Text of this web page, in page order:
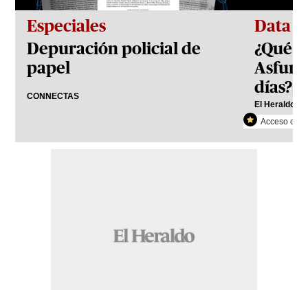
Especiales
Depuración policial de
papel
CONNECTAS
Data
¿Qué
días?:
El Heraldo
Acceso con